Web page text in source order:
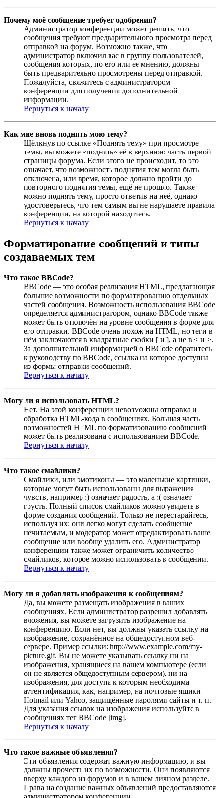
Почему моё сообщение требует одобрения?
Администратор конференции может решить, что
сообщения требуют предварительного просмотра перед
отправкой на форум. Возможно также, что
администратор включил вас в группу пользователей,
сообщения которых, по его или её мнению, должны
быть предварительно просмотрены перед отправкой.
Пожалуйста, свяжитесь с администратором
конференции для получения дополнительной
информации.
Вернуться к началу
Как мне вновь поднять мою тему?
Щёлкнув по ссылке «Поднять тему» при просмотре
темы, вы можете «поднять» её в верхнюю часть первой
страницы форума. Если этого не происходит, то это
означает, что возможность поднятия тем могла быть
отключена, или время, которое должно пройти до
повторного поднятия темы, ещё не прошло. Также
можно поднять тему, просто ответив на неё, однако
удостоверьтесь, что тем самым вы не нарушаете правила
конференции, на которой находитесь.
Вернуться к началу
Форматирование сообщений и типы
создаваемых тем
Что такое BBCode?
BBCode — это особая реализация HTML, предлагающая
большие возможности по форматированию отдельных
частей сообщения. Возможность использования BBCode
определяется администратором, однако BBCode также
может быть отключён на уровне сообщения в форме для
его отправки. BBCode очень похож на HTML, но теги в
нём заключаются в квадратные скобки [ и ], а не в < и >.
За дополнительной информацией о BBCode обратитесь
к руководству по BBCode, ссылка на которое доступна
из формы отправки сообщений.
Вернуться к началу
Могу ли я использовать HTML?
Нет. На этой конференции невозможны отправка и
обработка HTML-кода в сообщениях. Большая часть
возможностей HTML по форматированию сообщений
может быть реализована с использованием BBCode.
Вернуться к началу
Что такое смайлики?
Смайлики, или эмотиконы — это маленькие картинки,
которые могут быть использованы для выражения
чувств, например :) означает радость, а :( означает
грусть. Полный список смайликов можно увидеть в
форме создания сообщений. Только не перестарайтесь,
используя их: они легко могут сделать сообщение
нечитаемым, и модератор может отредактировать ваше
сообщение или вообще удалить его. Администратор
конференции также может ограничить количество
смайликов, которое можно использовать в сообщении.
Вернуться к началу
Могу ли я добавлять изображения к сообщениям?
Да, вы можете размещать изображения в ваших
сообщениях. Если администратор разрешил добавлять
вложения, вы можете загрузить изображение на
конференцию. Если нет, вы должны указать ссылку на
изображение, сохранённое на общедоступном веб-
сервере. Пример ссылки: http://www.example.com/my-
picture.gif. Вы не можете указывать ссылку ни на
изображения, хранящиеся на вашем компьютере (если
он не является общедоступным сервером), ни на
изображения, для доступа к которым необходима
аутентификация, как, например, на почтовые ящики
Hotmail или Yahoo, защищённые паролями сайты и т. п.
Для указания ссылок на изображения используйте в
сообщениях тег BBCode [img].
Вернуться к началу
Что такое важные объявления?
Эти объявления содержат важную информацию, и вы
должны прочесть их по возможности. Они появляются
вверху каждого из форумов и в вашем личном разделе.
Права на создание важных объявлений предоставляются
администратором конференции.